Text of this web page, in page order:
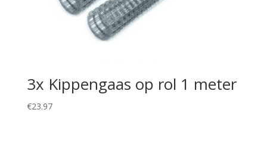
3x Kippengaas op rol 1 meter
€23.97